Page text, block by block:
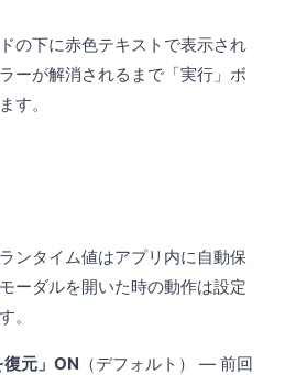
の下に赤色テキストで表示され
ーが解消されるまで「実行」ボ
す。
ンタイム値はアプリ内に自動保
ーダルを開いた時の動作は設定
。
復元」ON （デフォルト） — 前回